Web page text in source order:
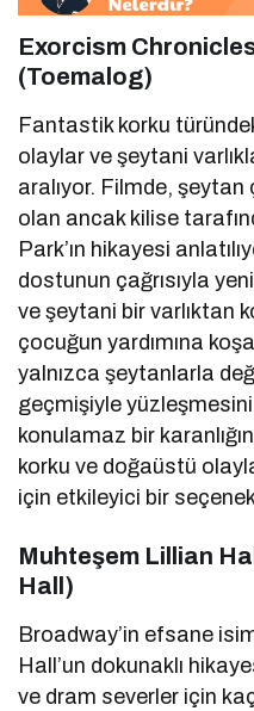
Exorcism
(Toemalog)
Fantastik korku
olaylar ve şeytani
aralıyor. Filmde,
olan ancak kilise
Park’ın hikayesi
dostunun çağrısıyla
ve şeytani bir varlıktan
çocuğun yardımına
yalnızca şeytanlarla
geçmişiyle
konulamaz bir
korku ve doğaüstü
için etkileyici bir
Muhteşem Lillian
Hall)
Broadway’in efsane
Hall’un dokunaklı
ve dram severler için